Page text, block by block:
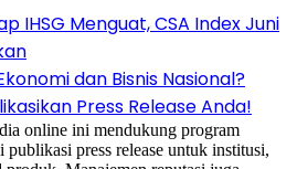
IHSG Menguat, CSA Index Juni
dan Bisnis Nasional?
Press Release Anda!
online ini mendukung program
publikasi press release untuk institusi,